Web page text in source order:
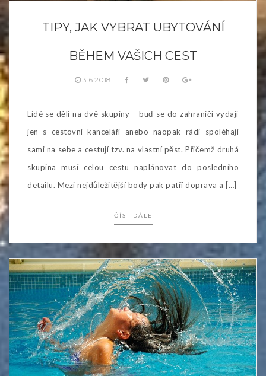
TIPY, JAK VYBRAT UBYTOVÁNÍ
BĚHEM VAŠICH CEST
3.6.2018
Lidé se dělí na dvě skupiny – buď se do zahraničí vydají
jen s cestovní kanceláří anebo naopak rádi spoléhají
sami na sebe a cestují tzv. na vlastní pěst. Přičemž druhá
skupina musí celou cestu naplánovat do posledního
detailu. Mezi nejdůležitější body pak patří doprava a […]
ČÍST DÁLE